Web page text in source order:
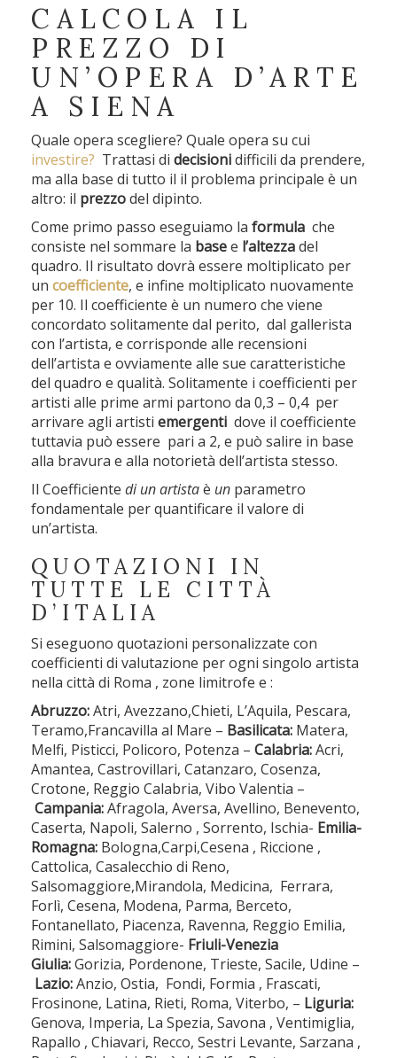
CALCOLA IL
PREZZO DI
UN’OPERA D’ARTE
A SIENA
Quale opera scegliere? Quale opera su cui
investire? Trattasi di decisionidifficili da prendere,
ma alla base di tutto il il problema principale è un
altro: il prezzodel dipinto.
Come primo passo eseguiamo la formula che
consiste nel sommare la basee l’altezzadel
quadro. Il risultato dovrà essere moltiplicato per
un coefficiente, e infine moltiplicato nuovamente
per 10. Il coefficiente è un numero che viene
concordato solitamente dal perito, dal gallerista
con l’artista, e corrisponde alle recensioni
dell’artista e ovviamente alle sue caratteristiche
del quadro e qualità. Solitamente i coefficienti per
artisti alle prime armi partono da 0,3 – 0,4 per
arrivare agli artisti emergenti dove il coefficiente
tuttavia può essere pari a 2, e può salire in base
alla bravura e alla notorietà dell’artista stesso.
Il Coefficiente di un artistaè un parametro
fondamentale per quantificare il valore di
un’artista.
QUOTAZIONI IN
TUTTE LE CITTÀ
D’ITALIA
Si eseguono quotazioni personalizzate con
coefficienti di valutazione per ogni singolo artista
nella città di Roma , zone limitrofe e :
Abruzzo:Atri, Avezzano,Chieti, L’Aquila, Pescara,
Teramo,Francavilla al Mare – Basilicata: Matera,
Melfi, Pisticci, Policoro, Potenza – Calabria:Acri,
Amantea, Castrovillari, Catanzaro, Cosenza,
Crotone, Reggio Calabria, Vibo Valentia –
Campania:Afragola, Aversa, Avellino, Benevento,
Caserta, Napoli, Salerno , Sorrento, Ischia- Emilia-
Romagna: Bologna,Carpi,Cesena , Riccione ,
Cattolica, Casalecchio di Reno,
Salsomaggiore,Mirandola, Medicina, Ferrara,
Forlì, Cesena, Modena, Parma, Berceto,
Fontanellato, Piacenza, Ravenna, Reggio Emilia,
Rimini, Salsomaggiore- Friuli-Venezia
Giulia:Gorizia, Pordenone, Trieste, Sacile, Udine –
Lazio:Anzio, Ostia, Fondi, Formia , Frascati,
Frosinone, Latina, Rieti, Roma, Viterbo, – Liguria:
Genova, Imperia, La Spezia, Savona , Ventimiglia,
Rapallo , Chiavari, Recco, Sestri Levante, Sarzana ,